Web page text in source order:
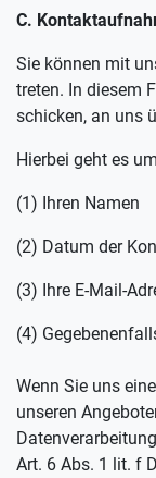
C.
Sie können mit
treten. In diesem
schicken, an uns
Hierbei geht es
(1) Ihren Namen
(2) Datum der
(3) Ihre E-Mail-
(4)
Wenn Sie uns
unseren
Art. 6 Abs. 1 lit. f